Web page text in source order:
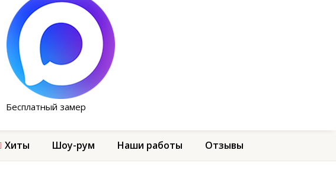
Бесплатный замер
Хиты Шоу-рум Наши работы Отзывы